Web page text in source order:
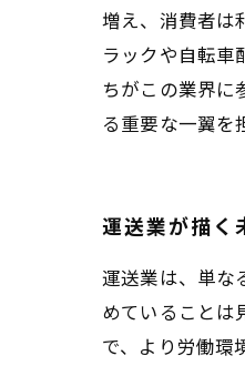
増え、消費者は
ラックや自転車
ちがこの業界に
る重要な一翼を
運送業が描く
運送業は、単な
めていることは
で、より労働環